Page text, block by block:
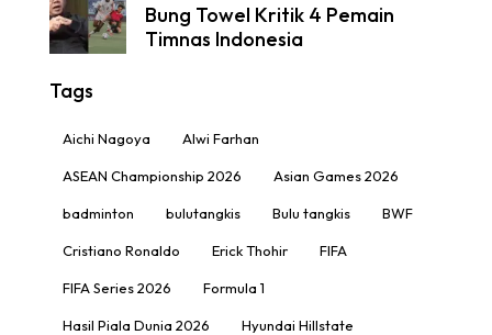
Bung Towel Kritik 4 Pemain
Timnas Indonesia
Tags
Aichi Nagoya Alwi Farhan
ASEAN Championship 2026 Asian Games 2026
badminton bulutangkis Bulu tangkis BWF
Cristiano Ronaldo Erick Thohir FIFA
FIFA Series 2026 Formula 1
Hasil Piala Dunia 2026 Hyundai Hillstate